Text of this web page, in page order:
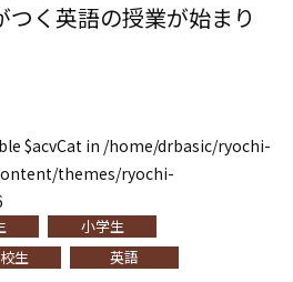
つく英語の授業が始まり
$acvCat in /home/drbasic/ryochi-
themes/ryochi-
小学生
生 英語